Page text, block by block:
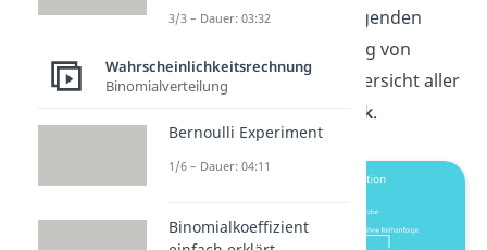
mit Wiederholung. Im Folgenden
findest du eine Einordnung von
Permutationen in eine Übersicht aller
Kombinatorik.
3/3 – Dauer: 03:32
Wahrscheinlichkeitsrechnung
Binomialverteilung
Bernoulli Experiment
1/6 – Dauer: 04:11
Binomialkoeffizient